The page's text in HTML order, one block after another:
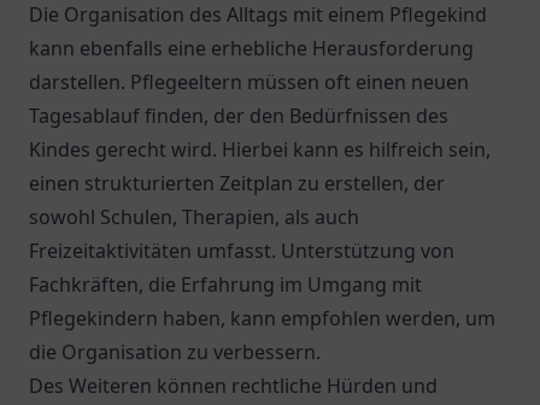
Die Organisation des Alltags mit einem Pflegekind
kann ebenfalls eine erhebliche Herausforderung
darstellen. Pflegeeltern müssen oft einen neuen
Tagesablauf finden, der den Bedürfnissen des
Kindes gerecht wird. Hierbei kann es hilfreich sein,
einen strukturierten Zeitplan zu erstellen, der
sowohl Schulen, Therapien, als auch
Freizeitaktivitäten umfasst. Unterstützung von
Fachkräften, die Erfahrung im Umgang mit
Pflegekindern haben, kann empfohlen werden, um
die Organisation zu verbessern.
Des Weiteren können rechtliche Hürden und